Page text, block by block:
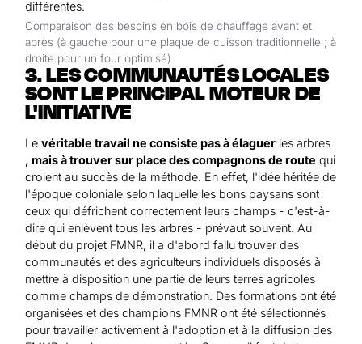
Comparaison des besoins en bois de chauffage avant et
après (à gauche pour une plaque de cuisson traditionnelle ; à
droite pour un four optimisé)
3. LES COMMUNAUTÉS LOCALES
SONT LE PRINCIPAL MOTEUR DE
L'INITIATIVE
Levéritable travail ne consiste pas à élaguer les arbres
, mais à trouver sur place des compagnons de route qui
croient au succès de la méthode. En effet, l'idée héritée de
l'époque coloniale selon laquelle les bons paysans sont
ceux qui défrichent correctement leurs champs - c'est-à-
dire qui enlèvent tous les arbres - prévaut souvent. Au
début du projet FMNR, il a d'abord fallu trouver des
communautés et des agriculteurs individuels disposés à
mettre à disposition une partie de leurs terres agricoles
comme champs de démonstration. Des formations ont été
organisées et des champions FMNR ont été sélectionnés
pour travailler activement à l'adoption et à la diffusion des